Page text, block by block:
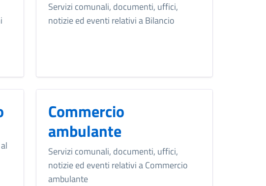
Servizi comunali, documenti, uffici,
notizie ed eventi relativi a Bilancio
Commercio
ambulante
Servizi comunali, documenti, uffici,
notizie ed eventi relativi a Commercio
ambulante